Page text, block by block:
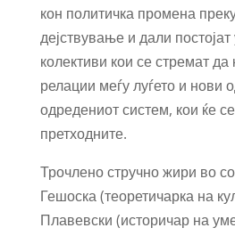
кон политичка промена
дејствување и дали
колективи кои се стремат
релации меѓу луѓето и нови
одредениот систем, кои ќе
претходните.
Трочлено стручно жири во
Гешоска (теоретичарка на
Плавевски (историчар на